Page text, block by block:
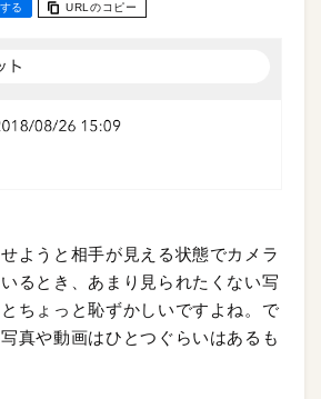
る URLのコピー
ようと相手が見える状態でカメラ
るとき、あまり見られたくない写
ちょっと恥ずかしいですよね。で
真や動画はひとつぐらいはあるも